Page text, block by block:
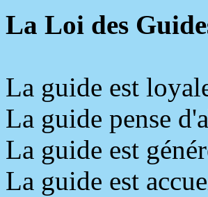
La Loi des
La guide est
La guide pense
La guide est
La guide est